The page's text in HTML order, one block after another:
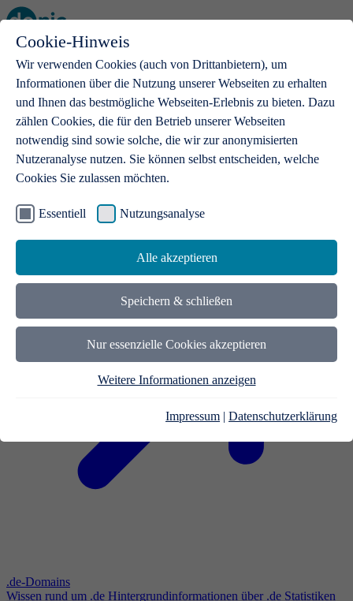
Cookie-Hinweis
Wir verwenden Cookies (auch von Drittanbietern), um
Informationen über die Nutzung unserer Webseiten zu erhalten
und Ihnen das bestmögliche Webseiten-Erlebnis zu bieten. Dazu
zählen Cookies, die für den Betrieb unserer Webseiten
notwendig sind sowie solche, die wir zur anonymisierten
Nutzeranalyse nutzen. Sie können selbst entscheiden, welche
Cookies Sie zulassen möchten.
Essentiell Nutzungsanalyse
Alle akzeptieren
Speichern & schließen
Nur essenzielle Cookies akzeptieren
Weitere Informationen anzeigen
Impressum | Datenschutzerklärung
Open main menu
.de-Domains
Mit einer .de-Domain erhalten Ideen eine Bühne
.de-Domains
Wissen rund um .de Hintergrundinformationen über .de Statistiken